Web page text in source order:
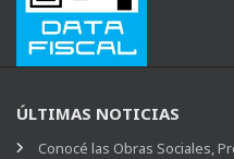
ÚLTIMAS NOTICIAS
Conocé las Obras Sociales,